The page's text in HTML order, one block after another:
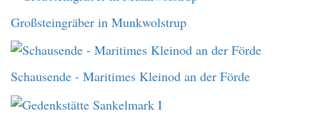
Großsteingräber in Munkwolstrup
Schausende - Maritimes Kleinod an der Förde